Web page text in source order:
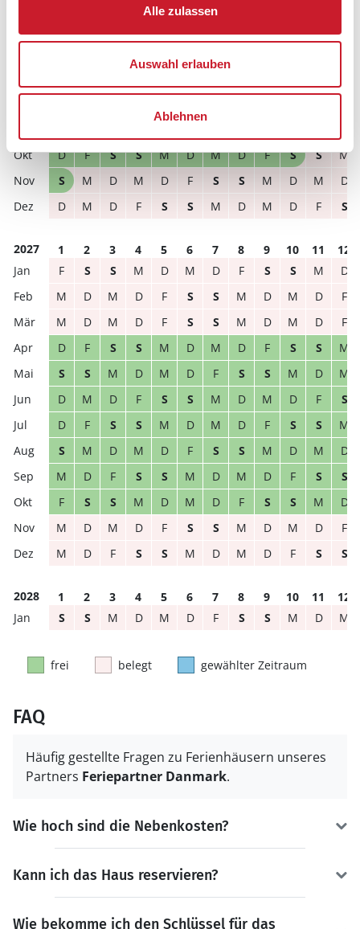
Alle zulassen
Auswahl erlauben
Ablehnen
belegt gewählter Zeitraum
4 7
D
F S S M D M D F S S
M
S
M D M D F S S M D M
D
D
M D F S S M D M D F S
2027 1 2 3 4 5 6 7 8 9 10 11
12
F
S S M D M D F S S M
D
M
D M D F S S M D M D
F
M
D M D F S S M D M D
F
D
F S S M D M D F S S
M
S
S M D M D F S S M D
M
D
M D F S S M D M D F
S
D
F S S M D M D F S S
M
S
M D M D F S S M D M
D
M
D F S S M D M D F S
S
F
S S M D M D F S S M
D
M
D M D F S S M D M D
F
M
D F S S M D M D F S S
2028 1 2 3 4 5 6 7 8 9 10 11
12
S
S M D M D F S S M D M
frei belegt gewählter Zeitraum
FAQ
Häufig gestellte Fragen zu Ferienhäusern unseres
Partners Feriepartner Danmark.
Wie hoch sind die Nebenkosten?
Kann ich das Haus reservieren?
Wie bekomme ich den Schlüssel für das